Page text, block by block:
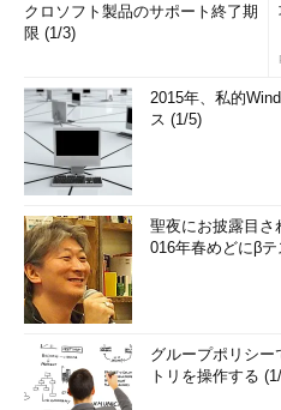
クロソフト製品のサポート終了期
限 (1/3)
2015年、私的
ス (1/5)
聖夜にお披露目さ
016年春めどにβテ
グループポリシー
トリを操作する